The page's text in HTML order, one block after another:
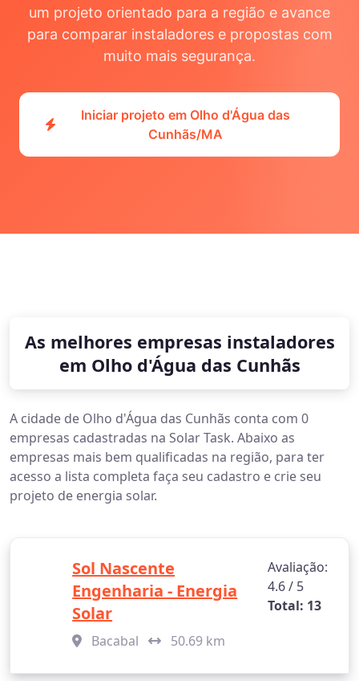
um projeto orientado para a região e avance
para comparar instaladores e propostas com
muito mais segurança.
Iniciar projeto em Olho d'Água das
Cunhãs/MA
As melhores empresas instaladores
em Olho d'Água das Cunhãs
A cidade de Olho d'Água das Cunhãs conta com 0
empresas cadastradas na Solar Task. Abaixo as
empresas mais bem qualificadas na região, para ter
acesso a lista completa faça seu cadastro e crie seu
projeto de energia solar.
Sol Nascente
Engenharia - Energia
Solar
Bacabal 50.69 km
Avaliação:
4.6 / 5
Total: 13